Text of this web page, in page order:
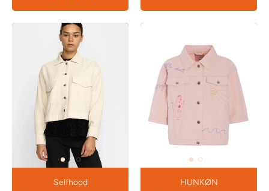
Selfhood HUNKØN